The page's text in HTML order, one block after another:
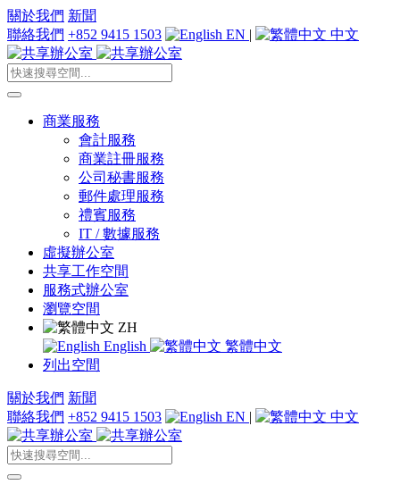
關於我們 新聞
聯絡我們 +852 9415 1503 EN | 中文
商業服務
會計服務
商業註冊服務
公司秘書服務
郵件處理服務
禮賓服務
IT / 數據服務
虛擬辦公室
共享工作空間
服務式辦公室
瀏覽空間
ZH
English
繁體中文
列出空間
關於我們 新聞
聯絡我們 +852 9415 1503 EN | 中文